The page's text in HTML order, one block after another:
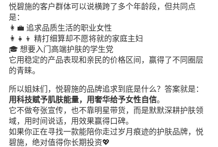
悦碧施的客户群体可以说横跨了多个年龄段，但共同点
是：
👩‍💼 追求品质生活的职业女性
👩‍👧‍👦 精打细算却不愿将就的家庭主妇
🎓 想要入门高端护肤的学生党
它用稳定的产品表现和亲民的价格区间，赢得了不同圈层
的青睐。
所以姐妹们，悦碧施的品牌追求到底是什么？答案就是：
用科技赋予肌肤能量，用奢华给予女性自信。
它不做夸张宣传，也不靠明星带货，而是默默深耕护肤领
域，用时间说话，用效果赢得口碑。
如果你正在寻找一款能陪你走过岁月痕迹的护肤品牌，悦
碧施，绝对值得你长期投资💖